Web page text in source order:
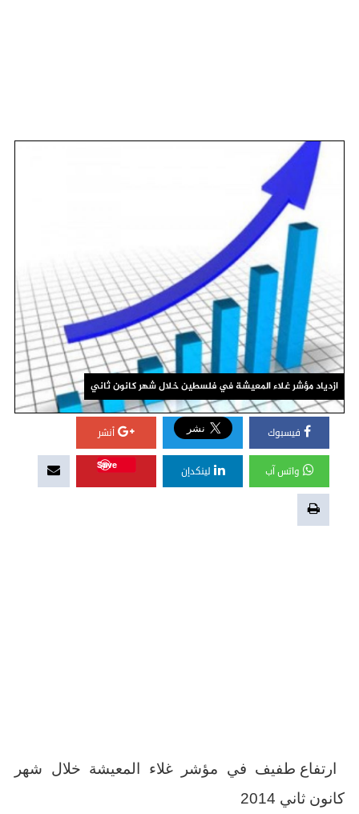
ازدياد مؤشر غلاء المعيشة في فلسطين خلال شهر كانون ثاني
فيسبوك أنشر
واتس آب لينكدإن
Save
ارتفاع طفيف في مؤشر غلاء المعيشة خلال شهر
كانون ثاني 2014